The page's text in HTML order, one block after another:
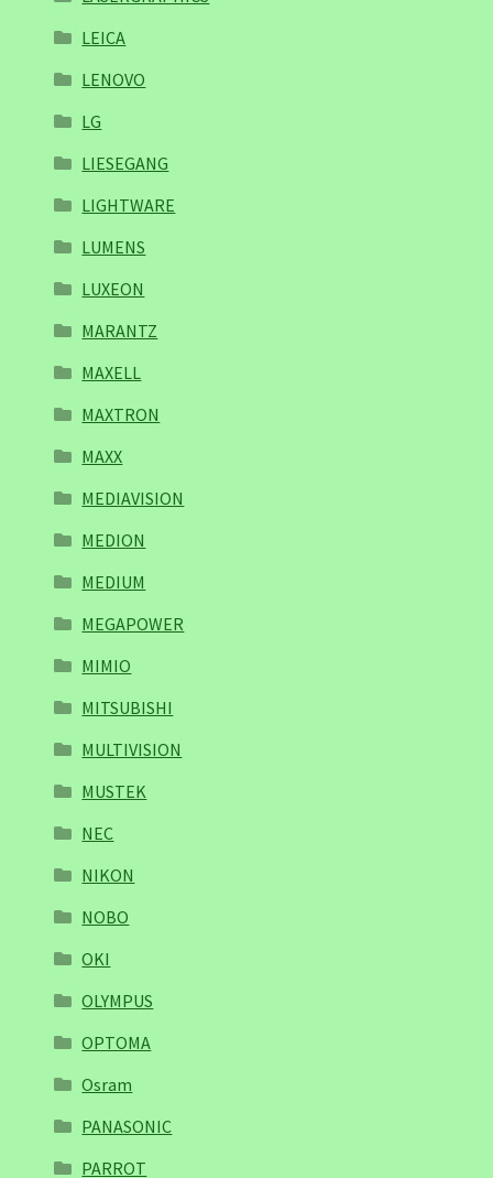
LEICA
LENOVO
LG
LIESEGANG
LIGHTWARE
LUMENS
LUXEON
MARANTZ
MAXELL
MAXTRON
MAXX
MEDIAVISION
MEDION
MEDIUM
MEGAPOWER
MIMIO
MITSUBISHI
MULTIVISION
MUSTEK
NEC
NIKON
NOBO
OKI
OLYMPUS
OPTOMA
Osram
PANASONIC
PARROT